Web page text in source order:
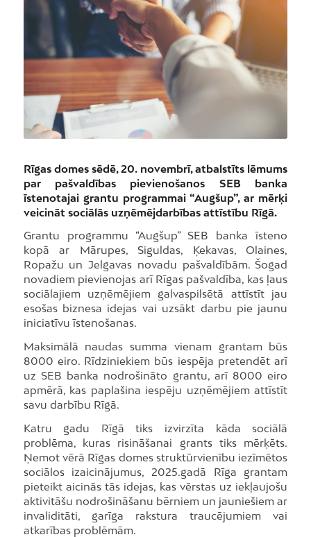
Rīgas domes sēdē, 20. novembrī, atbalstīts lēmums
par pašvaldības pievienošanos SEB banka
īstenotajai grantu programmai “Augšup”, ar mērķi
veicināt sociālās uzņēmējdarbības attīstību Rīgā.
Grantu programmu “Augšup” SEB banka īsteno
kopā ar Mārupes, Siguldas, Ķekavas, Olaines,
Ropažu un Jelgavas novadu pašvaldībām. Šogad
novadiem pievienojas arī Rīgas pašvaldība, kas ļaus
sociālajiem uzņēmējiem galvaspilsētā attīstīt jau
esošas biznesa idejas vai uzsākt darbu pie jaunu
iniciatīvu īstenošanas.
Maksimālā naudas summa vienam grantam būs
8000 eiro. Rīdziniekiem būs iespēja pretendēt arī
uz SEB banka nodrošināto grantu, arī 8000 eiro
apmērā, kas paplašina iespēju uzņēmējiem attīstīt
savu darbību Rīgā.
Katru gadu Rīgā tiks izvirzīta kāda sociālā
problēma, kuras risināšanai grants tiks mērķēts.
Ņemot vērā Rīgas domes struktūrvienību iezīmētos
sociālos izaicinājumus, 2025.gadā Rīga grantam
pieteikt aicinās tās idejas, kas vērstas uz iekļaujošu
aktivitāšu nodrošināšanu bērniem un jauniešiem ar
invaliditāti, garīga rakstura traucējumiem vai
atkarības problēmām.